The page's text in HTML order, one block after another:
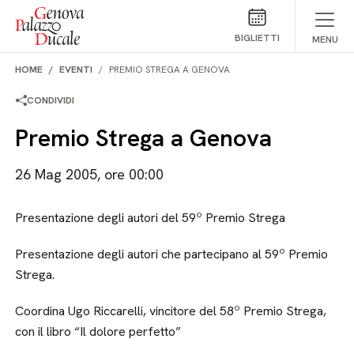
Salta al contenuto
BIGLIETTI MENU
HOME EVENTI PREMIO STREGA A GENOVA
CONDIVIDI
Premio Strega a Genova
26 Mag 2005, ore 00:00
Presentazione degli autori del 59º Premio Strega
Presentazione degli autori che partecipano al 59º Premio
Strega.
Coordina Ugo Riccarelli, vincitore del 58º Premio Strega,
con il libro “Il dolore perfetto”